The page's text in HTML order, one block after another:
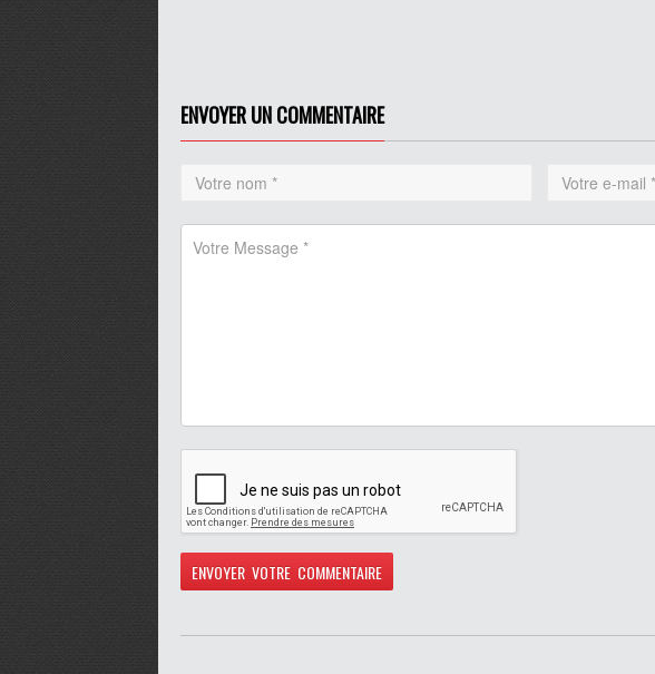
ENVOYER UN COMMENTAIRE